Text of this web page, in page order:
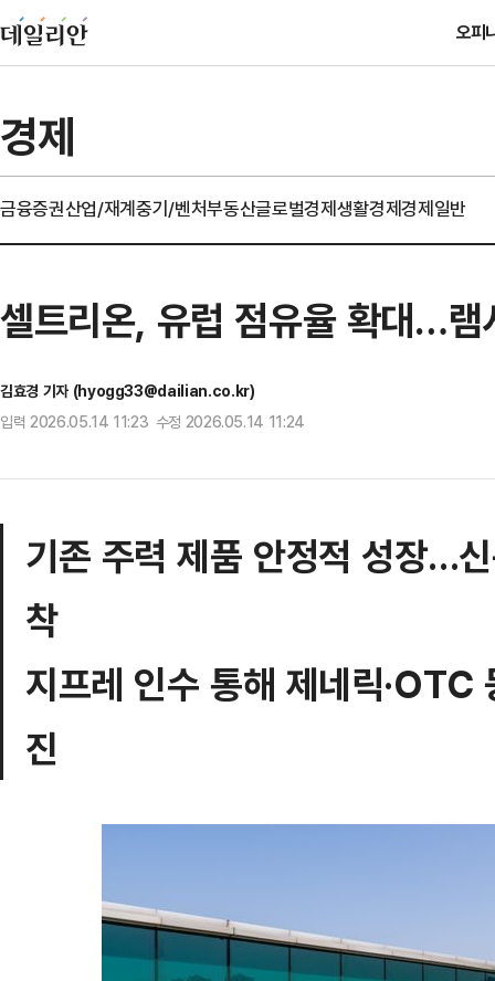
오피
경제
금융증권산업/재계중기/벤처부동산글로벌경제생활경제경제일반
셀트리온, 유럽 점유율 확대…
김효경 기자 (hyogg33@dailian.co.kr)
입력 2026.05.14 11:23 수정 2026.05.14 11:24
기존 주력 제품 안정적 성장…
착
지프레 인수 통해 제네릭·OTC
진